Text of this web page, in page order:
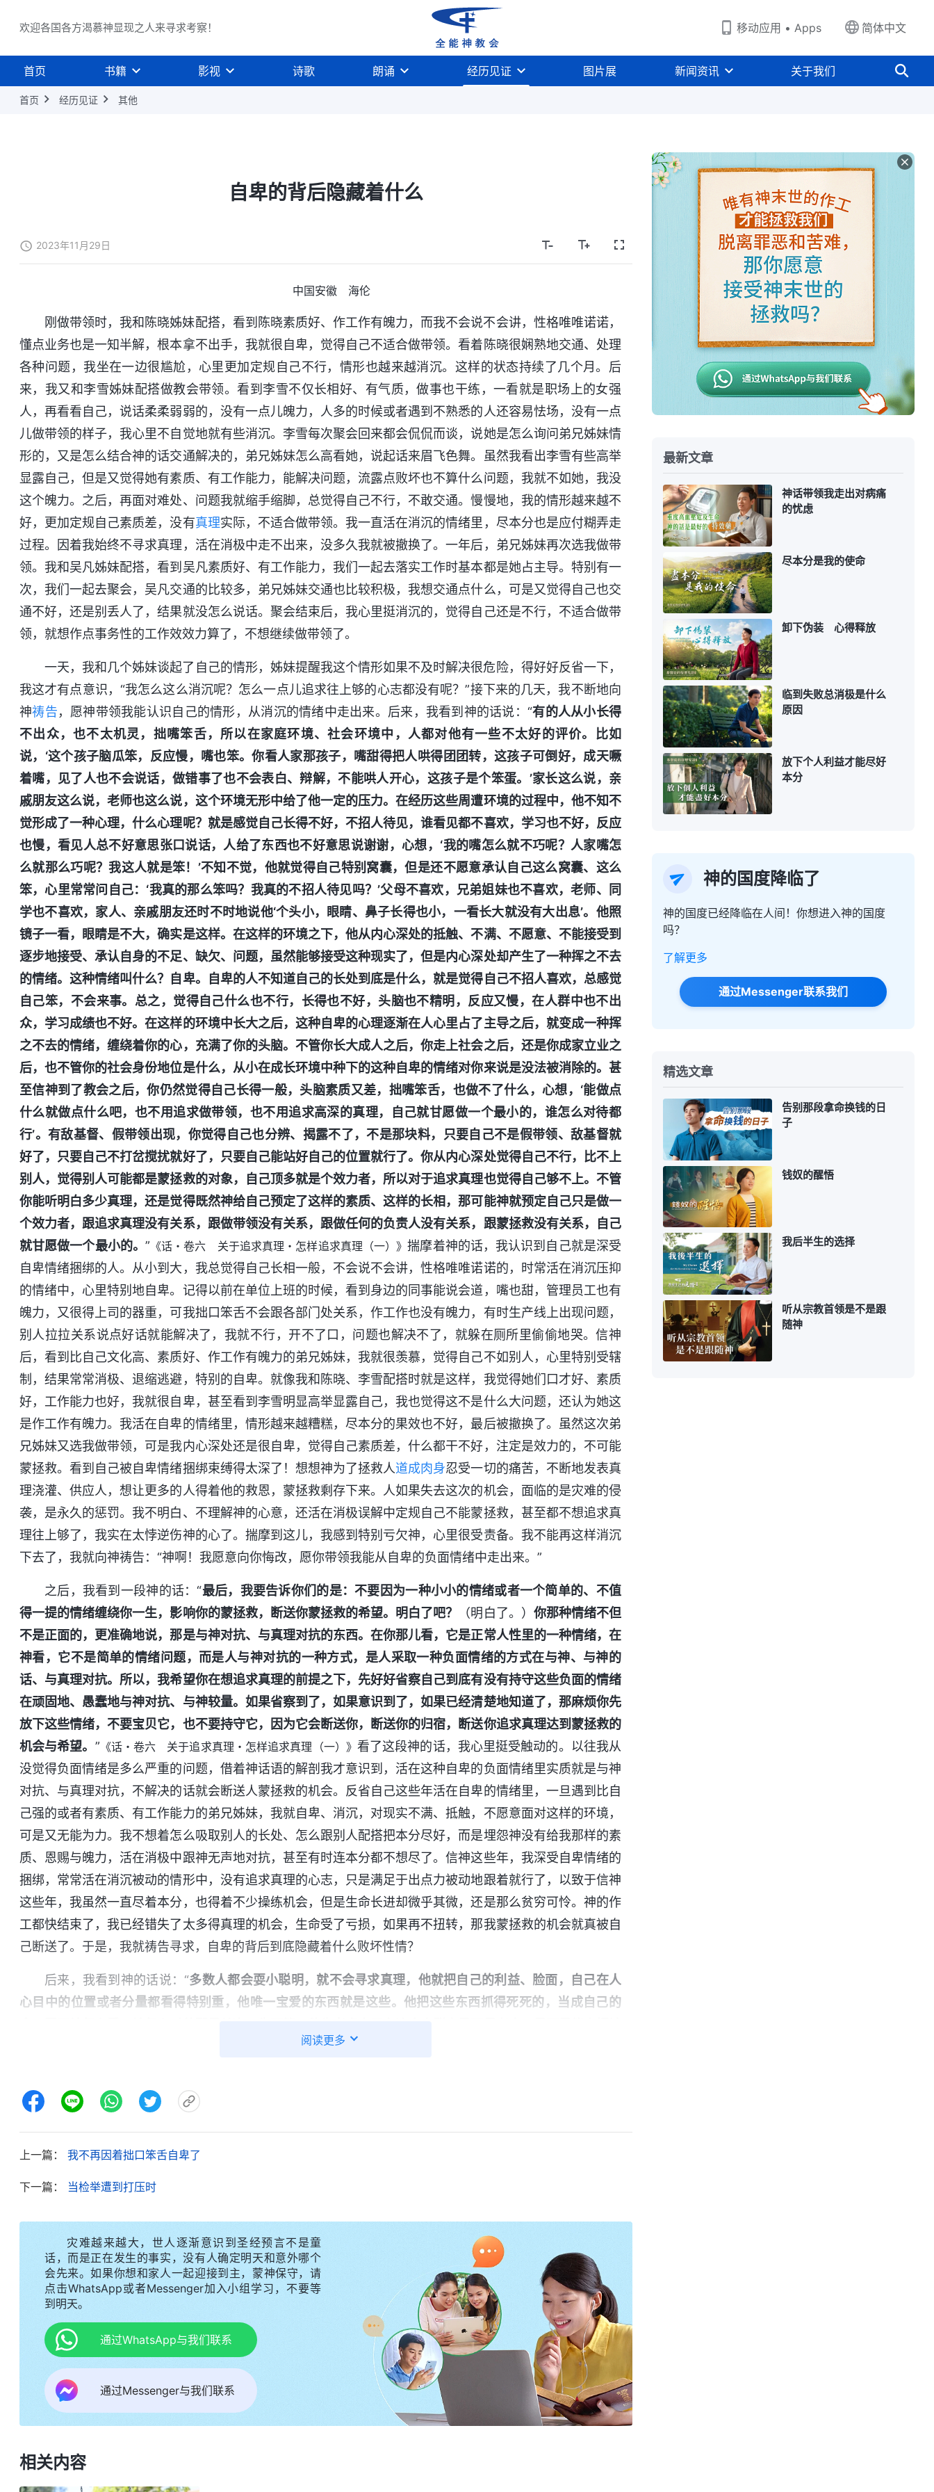
欢迎各国各方渴慕神显现之人来寻求考察！ 移动应用 • Apps 简体中文
首页 书籍 影视 诗歌 朗诵 经历见证 图片展 新闻资讯 关于我们
首页 经历见证 其他
自卑的背后隐藏着什么
2023年11月29日
中国安徽 海伦
刚做带领时，我和陈晓姊妹配搭，看到陈晓素质好、作工作有魄力，而我不会说不会讲，性格唯唯诺诺，
懂点业务也是一知半解，根本拿不出手，我就很自卑，觉得自己不适合做带领。看着陈晓很娴熟地交通、处理
各种问题，我坐在一边很尴尬，心里更加定规自己不行，情形也越来越消沉。这样的状态持续了几个月。后
来，我又和李雪姊妹配搭做教会带领。看到李雪不仅长相好、有气质，做事也干练，一看就是职场上的女强
人，再看看自己，说话柔柔弱弱的，没有一点儿魄力，人多的时候或者遇到不熟悉的人还容易怯场，没有一点
儿做带领的样子，我心里不自觉地就有些消沉。李雪每次聚会回来都会侃侃而谈，说她是怎么询问弟兄姊妹情
形的，又是怎么结合神的话交通解决的，弟兄姊妹怎么高看她，说起话来眉飞色舞。虽然我看出李雪有些高举
显露自己，但是又觉得她有素质、有工作能力，能解决问题，流露点败坏也不算什么问题，我就不如她，我没
这个魄力。之后，再面对难处、问题我就缩手缩脚，总觉得自己不行，不敢交通。慢慢地，我的情形越来越不
好，更加定规自己素质差，没有真理实际，不适合做带领。我一直活在消沉的情绪里，尽本分也是应付糊弄走
过程。因着我始终不寻求真理，活在消极中走不出来，没多久我就被撤换了。一年后，弟兄姊妹再次选我做带
领。我和吴凡姊妹配搭，看到吴凡素质好、有工作能力，我们一起去落实工作时基本都是她占主导。特别有一
次，我们一起去聚会，吴凡交通的比较多，弟兄姊妹交通也比较积极，我想交通点什么，可是又觉得自己也交
通不好，还是别丢人了，结果就没怎么说话。聚会结束后，我心里挺消沉的，觉得自己还是不行，不适合做带
领，就想作点事务性的工作效效力算了，不想继续做带领了。
一天，我和几个姊妹谈起了自己的情形，姊妹提醒我这个情形如果不及时解决很危险，得好好反省一下，
我这才有点意识，“我怎么这么消沉呢？怎么一点儿追求往上够的心志都没有呢？”接下来的几天，我不断地向
神祷告，愿神带领我能认识自己的情形，从消沉的情绪中走出来。后来，我看到神的话说：“有的人从小长得
不出众，也不太机灵，拙嘴笨舌，所以在家庭环境、社会环境中，人都对他有一些不太好的评价。比如
说，‘这个孩子脑瓜笨，反应慢，嘴也笨。你看人家那孩子，嘴甜得把人哄得团团转，这孩子可倒好，成天噘
着嘴，见了人也不会说话，做错事了也不会表白、辩解，不能哄人开心，这孩子是个笨蛋。’家长这么说，亲
戚朋友这么说，老师也这么说，这个环境无形中给了他一定的压力。在经历这些周遭环境的过程中，他不知不
觉形成了一种心理，什么心理呢？就是感觉自己长得不好，不招人待见，谁看见都不喜欢，学习也不好，反应
也慢，看见人总不好意思张口说话，人给了东西也不好意思说谢谢，心想，‘我的嘴怎么就不巧呢？人家嘴怎
么就那么巧呢？我这人就是笨！’不知不觉，他就觉得自己特别窝囊，但是还不愿意承认自己这么窝囊、这么
笨，心里常常问自己：‘我真的那么笨吗？我真的不招人待见吗？’父母不喜欢，兄弟姐妹也不喜欢，老师、同
学也不喜欢，家人、亲戚朋友还时不时地说他‘个头小，眼睛、鼻子长得也小，一看长大就没有大出息’。他照
镜子一看，眼睛是不大，确实是这样。在这样的环境之下，他从内心深处的抵触、不满、不愿意、不能接受到
逐步地接受、承认自身的不足、缺欠、问题，虽然能够接受这种现实了，但是内心深处却产生了一种挥之不去
的情绪。这种情绪叫什么？自卑。自卑的人不知道自己的长处到底是什么，就是觉得自己不招人喜欢，总感觉
自己笨，不会来事。总之，觉得自己什么也不行，长得也不好，头脑也不精明，反应又慢，在人群中也不出
众，学习成绩也不好。在这样的环境中长大之后，这种自卑的心理逐渐在人心里占了主导之后，就变成一种挥
之不去的情绪，缠绕着你的心，充满了你的头脑。不管你长大成人之后，你走上社会之后，还是你成家立业之
后，也不管你的社会身份地位是什么，从小在成长环境中种下的这种自卑的情绪对你来说是没法被消除的。甚
至信神到了教会之后，你仍然觉得自己长得一般，头脑素质又差，拙嘴笨舌，也做不了什么，心想，‘能做点
什么就做点什么吧，也不用追求做带领，也不用追求高深的真理，自己就甘愿做一个最小的，谁怎么对待都
行’。有敌基督、假带领出现，你觉得自己也分辨、揭露不了，不是那块料，只要自己不是假带领、敌基督就
好了，只要自己不打岔搅扰就好了，只要自己能站好自己的位置就行了。你从内心深处觉得自己不行，比不上
别人，觉得别人可能都是蒙拯救的对象，自己顶多就是个效力者，所以对于追求真理也觉得自己够不上。不管
你能听明白多少真理，还是觉得既然神给自己预定了这样的素质、这样的长相，那可能神就预定自己只是做一
个效力者，跟追求真理没有关系，跟做带领没有关系，跟做任何的负责人没有关系，跟蒙拯救没有关系，自己
就甘愿做一个最小的。 ” 《话・卷六 关于追求真理・怎样追求真理（一）》揣摩着神的话，我认识到自己就是深受
自卑情绪捆绑的人。从小到大，我总觉得自己长相一般，不会说不会讲，性格唯唯诺诺的，时常活在消沉压抑
的情绪中，心里特别地自卑。记得以前在单位上班的时候，看到身边的同事能说会道，嘴也甜，管理员工也有
魄力，又很得上司的器重，可我拙口笨舌不会跟各部门处关系，作工作也没有魄力，有时生产线上出现问题，
别人拉拉关系说点好话就能解决了，我就不行，开不了口，问题也解决不了，就躲在厕所里偷偷地哭。信神
后，看到比自己文化高、素质好、作工作有魄力的弟兄姊妹，我就很羡慕，觉得自己不如别人，心里特别受辖
制，结果常常消极、退缩逃避，特别的自卑。就像我和陈晓、李雪配搭时就是这样，我觉得她们口才好、素质
好，工作能力也好，我就很自卑，甚至看到李雪明显高举显露自己，我也觉得这不是什么大问题，还认为她这
是作工作有魄力。我活在自卑的情绪里，情形越来越糟糕，尽本分的果效也不好，最后被撤换了。虽然这次弟
兄姊妹又选我做带领，可是我内心深处还是很自卑，觉得自己素质差，什么都干不好，注定是效力的，不可能
蒙拯救。看到自己被自卑情绪捆绑束缚得太深了！想想神为了拯救人道成肉身忍受一切的痛苦，不断地发表真
理浇灌、供应人，想让更多的人得着他的救恩，蒙拯救剩存下来。人如果失去这次的机会，面临的是灾难的侵
袭，是永久的惩罚。我不明白、不理解神的心意，还活在消极误解中定规自己不能蒙拯救，甚至都不想追求真
理往上够了，我实在太悖逆伤神的心了。揣摩到这儿，我感到特别亏欠神，心里很受责备。我不能再这样消沉
下去了，我就向神祷告：“神啊！我愿意向你悔改，愿你带领我能从自卑的负面情绪中走出来。”
之后，我看到一段神的话：“最后，我要告诉你们的是：不要因为一种小小的情绪或者一个简单的、不值
得一提的情绪缠绕你一生，影响你的蒙拯救，断送你蒙拯救的希望。明白了吧？
（明白了。） 你那种情绪不但
不是正面的，更准确地说，那是与神对抗、与真理对抗的东西。在你那儿看，它是正常人性里的一种情绪，在
神看，它不是简单的情绪问题，而是人与神对抗的一种方式，是人采取一种负面情绪的方式在与神、与神的
话、与真理对抗。所以，我希望你在想追求真理的前提之下，先好好省察自己到底有没有持守这些负面的情绪
在顽固地、愚蠢地与神对抗、与神较量。如果省察到了，如果意识到了，如果已经清楚地知道了，那麻烦你先
放下这些情绪，不要宝贝它，也不要持守它，因为它会断送你，断送你的归宿，断送你追求真理达到蒙拯救的
机会与希望。 ” 《话・卷六 关于追求真理・怎样追求真理（一）》 看了这段神的话，我心里挺受触动的。以往我从
没觉得负面情绪是多么严重的问题，借着神话语的解剖我才意识到，活在这种自卑的负面情绪里实质就是与神
对抗、与真理对抗，不解决的话就会断送人蒙拯救的机会。反省自己这些年活在自卑的情绪里，一旦遇到比自
己强的或者有素质、有工作能力的弟兄姊妹，我就自卑、消沉，对现实不满、抵触，不愿意面对这样的环境，
可是又无能为力。我不想着怎么吸取别人的长处、怎么跟别人配搭把本分尽好，而是埋怨神没有给我那样的素
质、恩赐与魄力，活在消极中跟神无声地对抗，甚至有时连本分都不想尽了。信神这些年，我深受自卑情绪的
捆绑，常常活在消沉被动的情形中，没有追求真理的心志，只是满足于出点力被动地跟着就行了，以致于信神
这些年，我虽然一直尽着本分，也得着不少操练机会，但是生命长进却微乎其微，还是那么贫穷可怜。神的作
工都快结束了，我已经错失了太多得真理的机会，生命受了亏损，如果再不扭转，那我蒙拯救的机会就真被自
己断送了。于是，我就祷告寻求，自卑的背后到底隐藏着什么败坏性情？
后来，我看到神的话说：“多数人都会耍小聪明，就不会寻求真理，他就把自己的利益、脸面，自己在人
心目中的位置或者分量都看得特别重，他唯一宝爱的东西就是这些。他把这些东西抓得死死的，当成自己的
人高看的位置、是不是说话有分量，要先把这个位置占好了。几乎所有人到了一个人群中都要寻找一个这样的
置；如果自己在人群中是下层，素质一般，才能也一般，那也得让人高看，不能让人小瞧。自己的脸面、尊严
这是最后的阵地，一定得坚守住，哪怕没有了人格，没有了神的认可、神的悦纳，在人中间要争取的脸面、地
位、人的高看也绝对不能丢，这就是撒但的性情。但人却意识不到，他认为最后这点脸面不能丢掉，他就不知
道把这些虚浮的东西彻底丢掉、放弃了才是真正的人，把这些该丢掉的东西当生命守住了人的命就没了，他就
不知道这个利害关系。所以，他做什么事都留一手，做什么事都是为了维护自己的脸面、地位，把这些放在第
关，但他总不甘落后，总怕别人小瞧，总怕人说他什么也不是、什么也做不了、什么才干都没有，这是不是撒
但性情支配的？什么时候你能放下脸面、地位这些东西了，你就轻松、自由多了，就走上做诚实人的路了，但
这对很多人来说都不容易做到。”《话・卷三 末世基督座谈纪要・第三部分》
从神的话里我认识到，导致我自卑
的原因不是因为我素质差、不会说不会讲、长相平平，主要是撒但灌输给我的错误追求观点导致的，我太注重
脸面地位了。受“人往高处走，水往低处流”“人活脸面，树活皮”“人过留名，雁过留声”等等这些撒但毒素的熏
陶，我把脸面地位、人的高看看得比什么都重，觉得只有得到这些活得才有价值、有意义。以前上班的时候，
看到同事机灵，能说会讲、会来事，很得领导的赏识和器重，我就特别羡慕，也想像同事一样得到领导的赏
识。可我相貌平平、拙口笨舌，不会拉关系，我就很自卑，有难处也不敢跟同事说，就躲在厕所里哭，生怕别
人知道了会更加小瞧、嫌弃，活得很痛苦。信神之后，我还是凭着外邦人的看事观点活着，觉得做带领、负责
人就得有做带领、负责人的范儿，说话得有魄力、有气派，会摆布事，工作能力强才行，这样走到哪儿都能被
都很差劲，因着总也得不到别人的高看、重视，名誉地位心得不到满足，我就不想再做带领了，就想逃避这个
阅读更多
上一篇： 我不再因着拙口笨舌自卑了
下一篇： 当检举遭到打压时
灾难越来越大，世人逐渐意识到圣经预言不是童
话，而是正在发生的事实，没有人确定明天和意外哪个
会先来。如果你想和家人一起迎接到主，蒙神保守，请
点击WhatsApp或者Messenger加入小组学习，不要等
到明天。
通过WhatsApp与我们联系
通过Messenger与我们联系
相关内容
最新文章
神话带领我走出对病痛
的忧虑
尽本分是我的使命
卸下伪装 心得释放
临到失败总消极是什么
原因
放下个人利益才能尽好
本分
神的国度降临了
神的国度已经降临在人间！你想进入神的国度
吗？
了解更多
通过Messenger联系我们
精选文章
告别那段拿命换钱的日
子
钱奴的醒悟
我后半生的选择
听从宗教首领是不是跟
随神